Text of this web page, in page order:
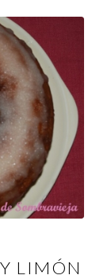
LIMÓN